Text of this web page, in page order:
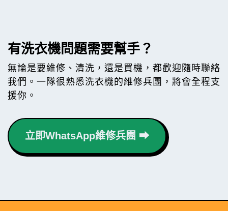
有洗衣機問題需要幫手？
無論是要維修、清洗，還是買機，都歡迎隨時聯絡
我們。一隊很熟悉洗衣機的維修兵團，將會全程支
援你。
立即WhatsApp維修兵團 ⮕